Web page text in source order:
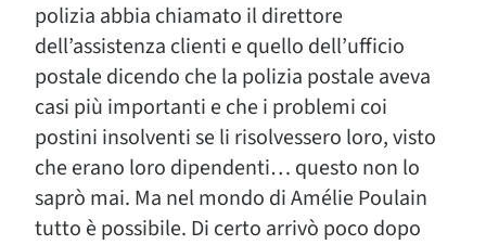
polizia abbia chiamato il direttore
dell’assistenza clienti e quello dell’ufficio
postale dicendo che la polizia postale aveva
casi più importanti e che i problemi coi
postini insolventi se li risolvessero loro, visto
che erano loro dipendenti… questo non lo
saprò mai. Ma nel mondo di Amélie Poulain
tutto è possibile. Di certo arrivò poco dopo